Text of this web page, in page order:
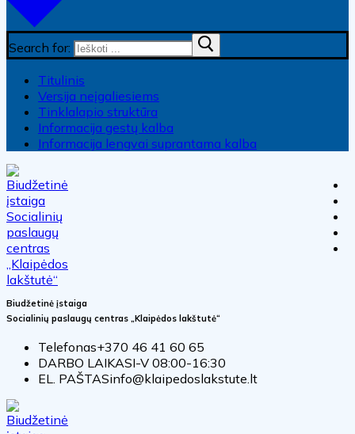
Search for:
Titulinis
Versija neįgaliesiems
Tinklalapio struktūra
Informacija gestų kalba
Informacija lengvai suprantama kalba
Biudžetinė įstaiga
Socialinių paslaugų centras „Klaipėdos lakštutė“
Telefonas+370 46 41 60 65
DARBO LAIKASI-V 08:00-16:30
EL. PAŠTASinfo@klaipedoslakstute.lt